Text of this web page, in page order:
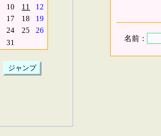
10 11
12
17 18
19
24 25
26
31 名前：